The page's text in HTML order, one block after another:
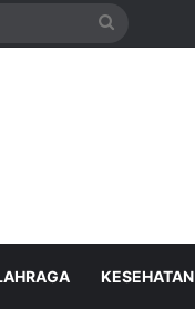
Search
KESEHATAN